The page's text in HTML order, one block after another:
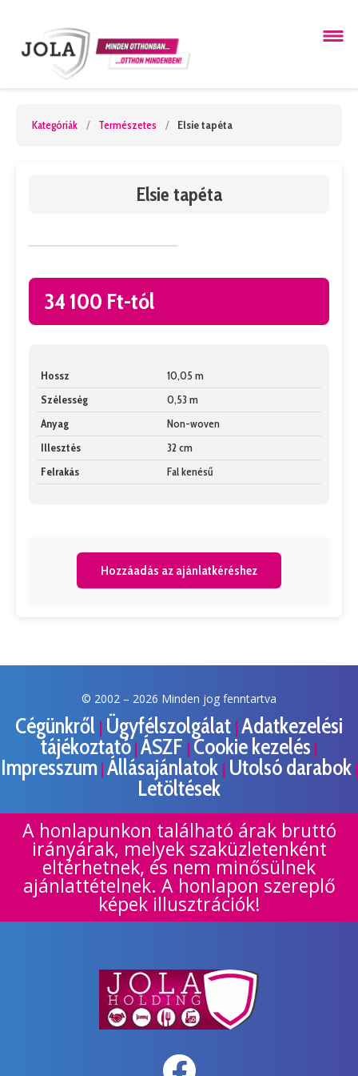
Kategóriák / Természetes / Elsie tapéta
Elsie tapéta
34 100 Ft-tól
Hossz
10,05 m
Szélesség
0,53 m
Anyag
Non-woven
Illesztés
32 cm
Felrakás
Fal kenésű
Hozzáadás az ajánlatkéréshez
© 2002 – 2026 Minden jog fenntartva
Cégünkről | Ügyfélszolgálat | Adatkezelési
tájékoztató | ÁSZF | Cookie kezelés |
Impresszum| Állásajánlatok | Utolsó darabok|
Letöltések
A honlapunkon található árak bruttó
irányárak, melyek szaküzletenként
eltérhetnek, és nem minősülnek
ajánlattételnek. A honlapon szereplő
képek illusztrációk!